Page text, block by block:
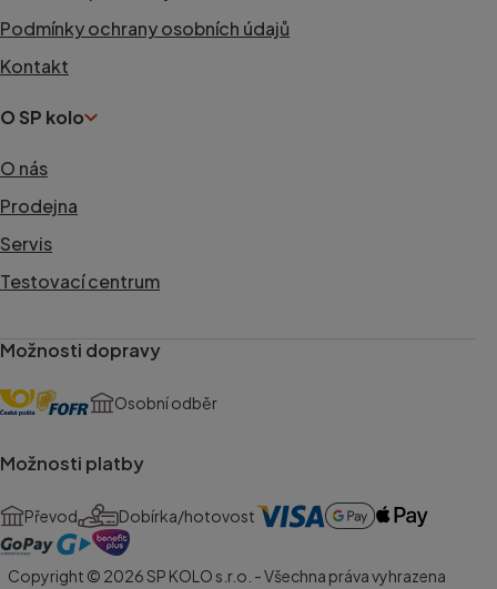
Podmínky ochrany osobních údajů
Kontakt
O SP kolo
O nás
Prodejna
Servis
Testovací centrum
Možnosti dopravy
Osobní odběr
Možnosti platby
Převod Dobírka/hotovost
Copyright © 2026 SP KOLO s.r.o. - Všechna práva vyhrazena